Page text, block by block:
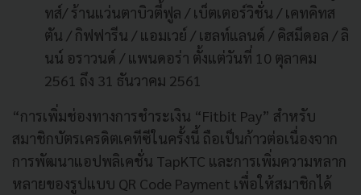
ทส์/ ร้านแว่นตาบิวตี้ฟูล / เบ็ตเตอร์วิชั่น / เคทคิทส
ตัน / กิฟฟารีน / แอมเวย์ / เฮลท์แลนด์ / คิสมีดอล / ลิ
นน์ อราวนด์ / แพนดอร่า ตั้งแต่วันที่ 10 ตุลาคม
2561 ถึง 31 ธันวาคม 2561
“การเพิ่มช่องทางการชำระเงิน “Fitbit Pay” สำหรับ
สมาชิกบัตรเครดิตเคทีซีในครั้งนี้ ถือเป็นก้าวต่อเนื่องจาก
การพัฒนาแอปพลิเคชั่น TapKTC และการเพิ่มความหลาก
หลายของรูปแบบ QR Code Payment เพื่อให้สมาชิกได้